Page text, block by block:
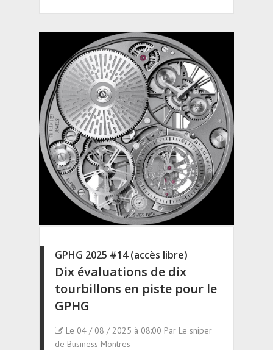
GPHG 2025 #14 (accès libre)
Dix évaluations de dix
tourbillons en piste pour le
GPHG
Le 04 / 08 / 2025 à 08:00 Par Le sniper
de Business Montres